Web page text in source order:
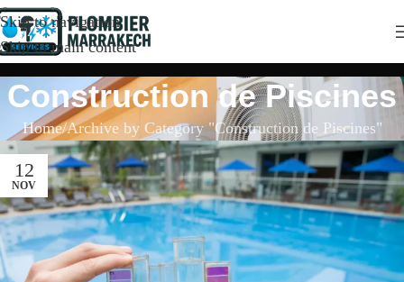
Skip to navigation
Skip to main content
Construction de Piscines
Home Archive by Category "Construction de Piscines"
12
NOV